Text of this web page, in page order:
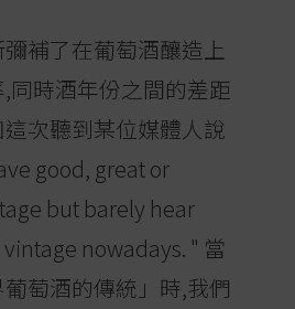
補了在葡萄酒釀造上
同時酒年份之間的差距
次聽到某位媒體人說
good, great or
but barely hear
nowadays. " 當
萄酒的傳統」時,我們